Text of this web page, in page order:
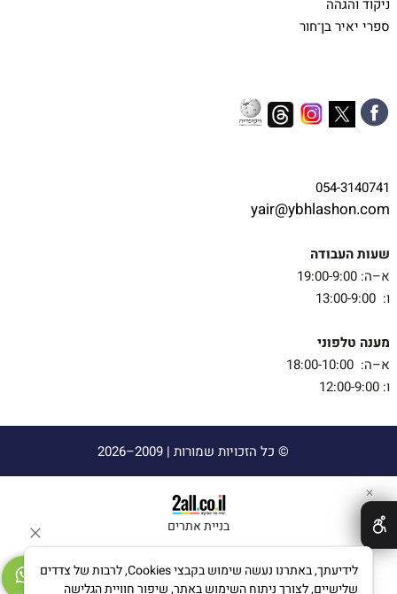
ניקוד והגהה
ספרי יאיר בן־חור
054-3140741
yair@ybhlashon.com
שעות העבודה
א–ה: 19:00-9:00
ו: 13:00-9:00
מענה טלפוני
א–ה: 18:00-10:00
ו: 12:00-9:00
© כל הזכויות שמורות |
בניית אתרים
✕
לידיעתך, באתרנו נעשה שימוש בקבצי Cookies, לרבות של צדדים
שלישיים, לצורך ניתוח השימוש באתר, שיפור חוויית הגלישה